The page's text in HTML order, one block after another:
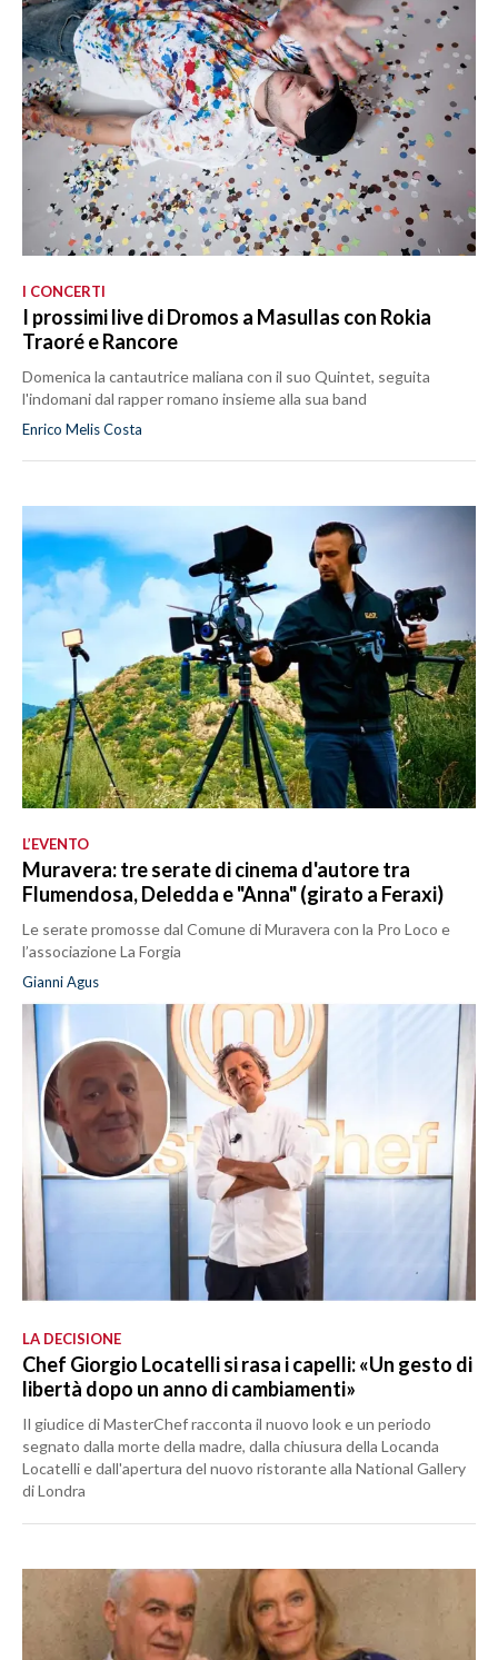
I CONCERTI
I prossimi live di Dromos a Masullas con Rokia
Traoré e Rancore
Domenica la cantautrice maliana con il suo Quintet, seguita
l'indomani dal rapper romano insieme alla sua band
Enrico Melis Costa
L’EVENTO
Muravera: tre serate di cinema d'autore tra
Flumendosa, Deledda e "Anna" (girato a Feraxi)
Le serate promosse dal Comune di Muravera con la Pro Loco e
l’associazione La Forgia
Gianni Agus
LA DECISIONE
Chef Giorgio Locatelli si rasa i capelli: «Un gesto di
libertà dopo un anno di cambiamenti»
Il giudice di MasterChef racconta il nuovo look e un periodo
segnato dalla morte della madre, dalla chiusura della Locanda
Locatelli e dall'apertura del nuovo ristorante alla National Gallery
di Londra